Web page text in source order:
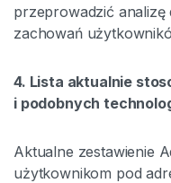
przeprowadzić
zachowań
4. Lista aktualnie
i podobnych
Aktualne zestawienie
użytkownikom pod